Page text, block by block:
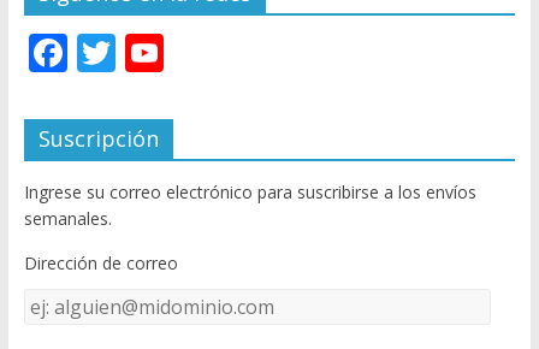
F
e
b
o
o
k
T
itt
er
Y
u
T
u
e
C
Suscripción
Ingrese su correo electrónico para suscribirse a los envíos
semanales.
Dirección de correo
Dirección
de